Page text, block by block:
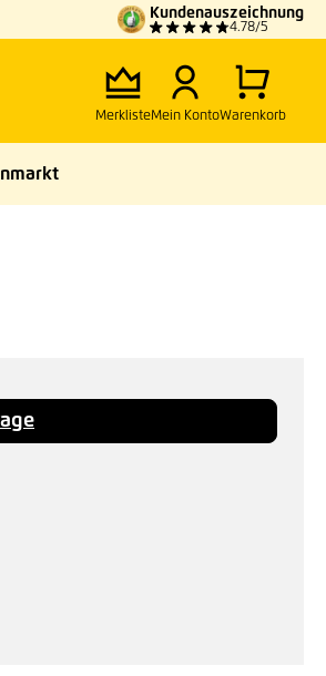
Kundenauszeichnung
4.78/5
MerklisteMein KontoWarenkorb